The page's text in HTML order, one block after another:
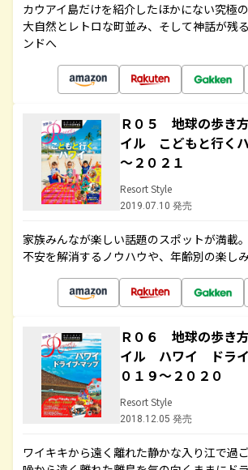
カウアイ島だけを紹介したほかにない究極
大自然とレトロな町並み、そして神話が残
ンドへ
Ｒ０５ 地球の歩き
イル こどもと行く
～２０２１
Resort Style
2019.07.10 発売
家族みんなが楽しい話題のスポットが満載
不安を解消するノウハウや、年齢別の楽し
Ｒ０６ 地球の歩き
イル ハワイ ドラ
０１９～２０２０
Resort Style
2018.12.05 発売
ワイキキから遠く離れた静かな入り江で過